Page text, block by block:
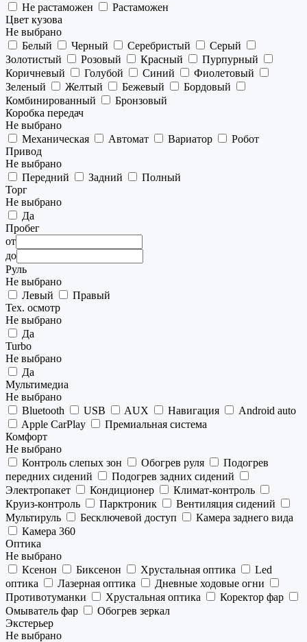
Не растаможен
Растаможен
Цвет кузова
Не выбрано
Белый
Черный Серебристый
Серый
Золотистый
Розовый Красный
Пурпурный
Коричневый
Голубой Синий
Фиолетовый
Зеленый
Желтый Бежевый
Бордовый
Комбинированный
Бронзовый
Коробка передач
Не выбрано
Механическая
Автомат Вариатор
Робот
Привод
Не выбрано
Передний
Задний
Полный
Торг
Не выбрано
Да
Пробег
от
до
Руль
Не выбрано
Левый
Правый
Тех. осмотр
Не выбрано
Да
Turbo
Не выбрано
Да
Мультимедиа
Не выбрано
Bluetooth
USB AUX Навигация
Android auto
Apple CarPlay
Премиальная система
Комфорт
Не выбрано
Контроль слепых зон
Обогрев руля
Подогрев
передних сидений
Подогрев задних сидений
Электропакет
Кондиционер
Климат-контроль
Круиз-контроль
Парктроник
Вентиляция сидений
Мультируль
Бесключевой доступ
Камера заднего вида
Камера 360
Оптика
Не выбрано
Ксенон
Биксенон Хрустальная оптика
Led
оптика
Лазерная оптика
Дневные ходовые огни
Противотуманки
Хрустальная оптика
Коректор фар
Омыватель фар
Обогрев зеркал
Экстерьер
Не выбрано